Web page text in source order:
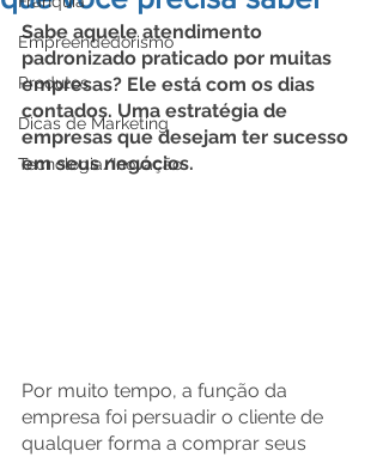
Empreendedorismo
Produtos
Dicas de Marketing
Tecnologia/Inovação
Sabe aquele atendimento
padronizado praticado por muitas
empresas? Ele está com os dias
contados. Uma estratégia de
empresas que desejam ter sucesso
em seus negócios.
Por muito tempo, a função da
empresa foi persuadir o cliente de
qualquer forma a comprar seus